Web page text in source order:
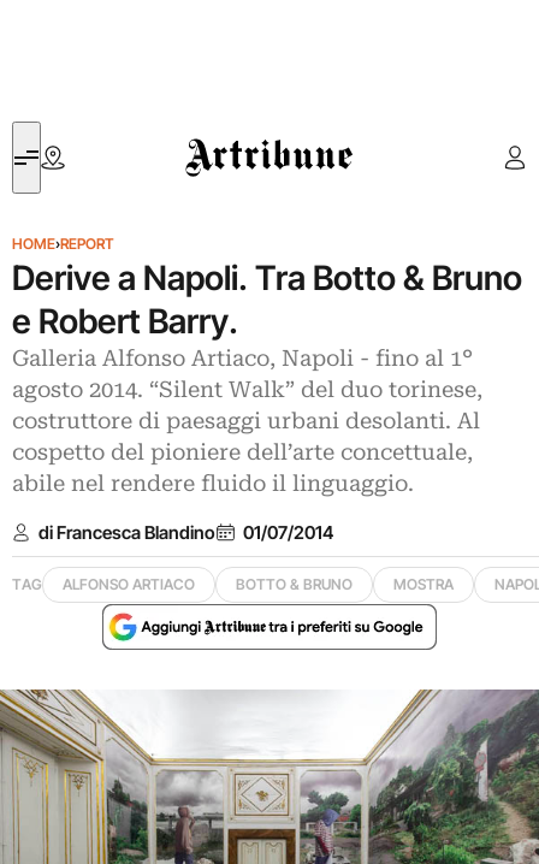
Artribune
HOME›REPORT
Derive a Napoli. Tra Botto & Bruno
e Robert Barry.
Galleria Alfonso Artiaco, Napoli - fino al 1°
agosto 2014. “Silent Walk” del duo torinese,
costruttore di paesaggi urbani desolanti. Al
cospetto del pioniere dell’arte concettuale,
abile nel rendere fluido il linguaggio.
di Francesca Blandino 01/07/2014
TAG ALFONSO ARTIACO BOTTO & BRUNO MOSTRA